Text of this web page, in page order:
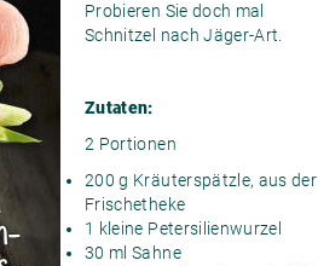
Probieren Sie doch mal
Schnitzel nach Jäger-Art.
Zutaten:
2 Portionen
200 g Kräuterspätzle, aus der
Frischetheke
1 kleine Petersilienwurzel
30 ml Sahne